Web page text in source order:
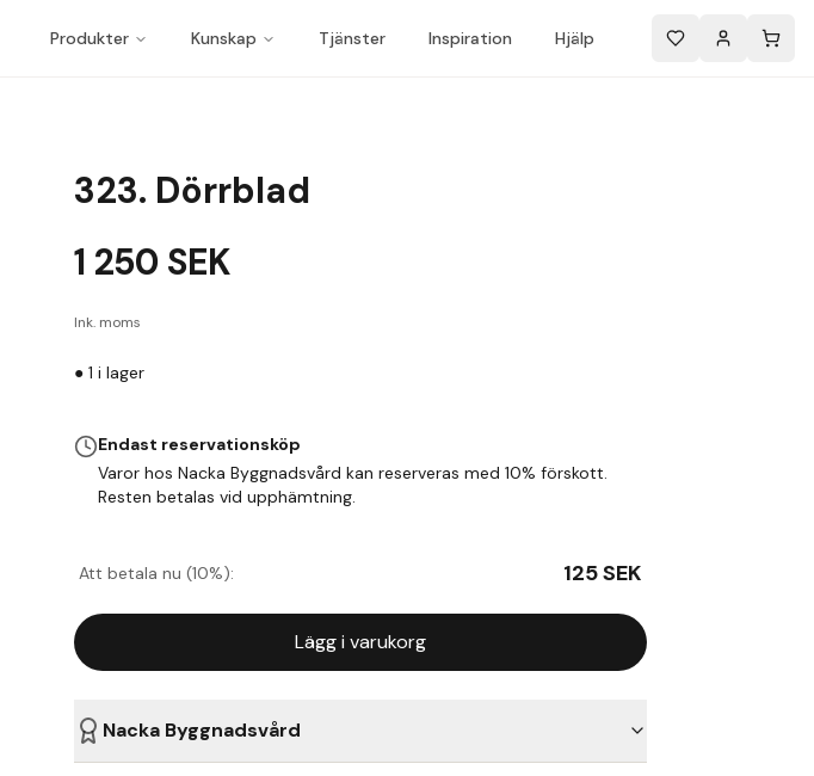
Produkter Kunskap Tjänster Inspiration Hjälp
323. Dörrblad
1 250 SEK
Ink. moms
● 1 i lager
Endast reservationsköp
Varor hos Nacka Byggnadsvård kan reserveras med 10% förskott.
Resten betalas vid upphämtning.
Att betala nu (10%): 125SEK
Lägg i varukorg
Nacka Byggnadsvård